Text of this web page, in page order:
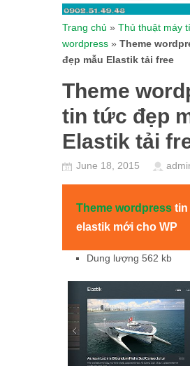
Trang chủ » Thủ thuật máy
wordpress » Theme
đẹp mẫu Elastik tải free
Theme
tin tức đẹp
Elastik tải
June 18, 2015
Theme wordpress tin
elastik mới cho WP
Dung lượng 562 kb